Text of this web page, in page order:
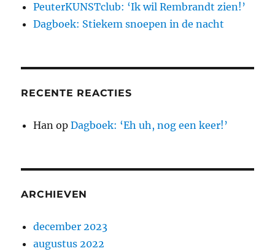
PeuterKUNSTclub: ‘Ik wil Rembrandt zien!’
Dagboek: Stiekem snoepen in de nacht
RECENTE REACTIES
Han opDagboek: ‘Eh uh, nog een keer!’
ARCHIEVEN
december 2023
augustus 2022